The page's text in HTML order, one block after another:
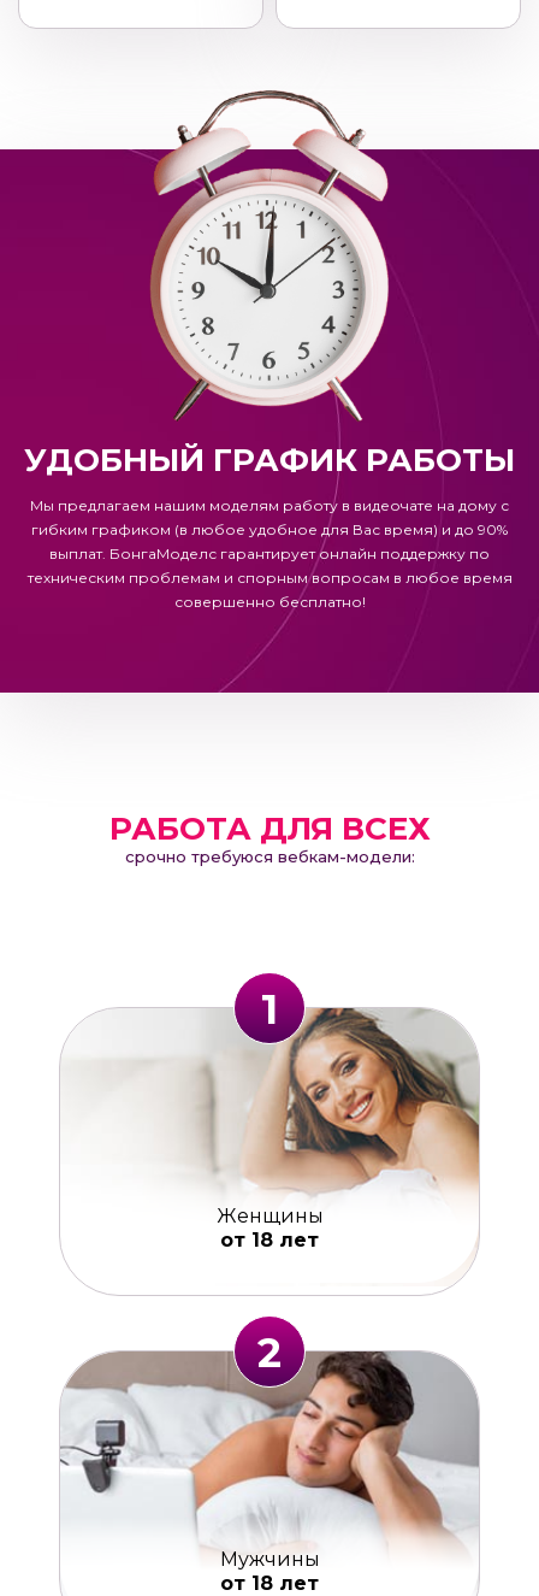
УДОБНЫЙ ГРАФИК РАБОТЫ
Мы предлагаем нашим моделям работу в видеочате на дому с
гибким графиком (в любое удобное для Вас время) и до 90%
выплат. БонгаМоделс гарантирует онлайн поддержку по
техническим проблемам и спорным вопросам в любое время
совершенно бесплатно!
РАБОТА ДЛЯ ВСЕХ
срочно требуюся вебкам-модели:
1
Женщины
от 18 лет
2
Мужчины
от 18 лет